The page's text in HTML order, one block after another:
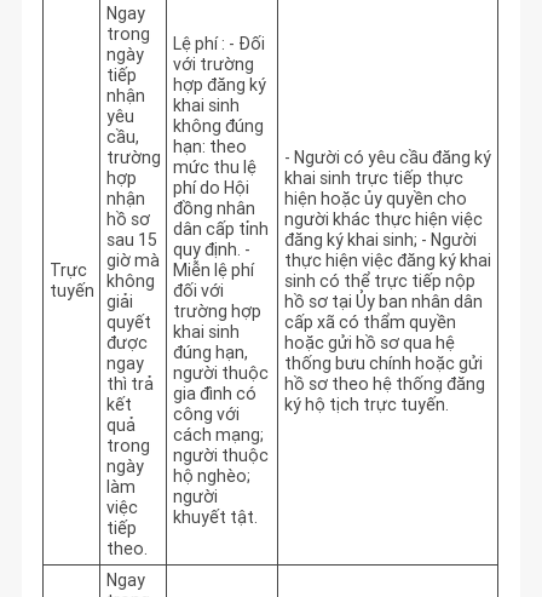
Trực
tuyến
Ngay
trong
ngày
tiếp
nhận
yêu
cầu,
trường
hợp
nhận
hồ sơ
sau 15
giờ mà
không
giải
quyết
được
ngay
thì trả
kết
quả
trong
ngày
làm
việc
tiếp
theo.
Lệ phí : - Đối
với trường
hợp đăng ký
khai sinh
không đúng
hạn: theo
mức thu lệ
phí do Hội
đồng nhân
dân cấp tỉnh
quy định. -
Miễn lệ phí
đối với
trường hợp
khai sinh
đúng hạn,
người thuộc
gia đình có
công với
cách mạng;
người thuộc
hộ nghèo;
người
khuyết tật.
- Người có yêu cầu đăng ký
khai sinh trực tiếp thực
hiện hoặc ủy quyền cho
người khác thực hiện việc
đăng ký khai sinh; - Người
thực hiện việc đăng ký khai
sinh có thể trực tiếp nộp
hồ sơ tại Ủy ban nhân dân
cấp xã có thẩm quyền
hoặc gửi hồ sơ qua hệ
thống bưu chính hoặc gửi
hồ sơ theo hệ thống đăng
ký hộ tịch trực tuyến.
Ngay